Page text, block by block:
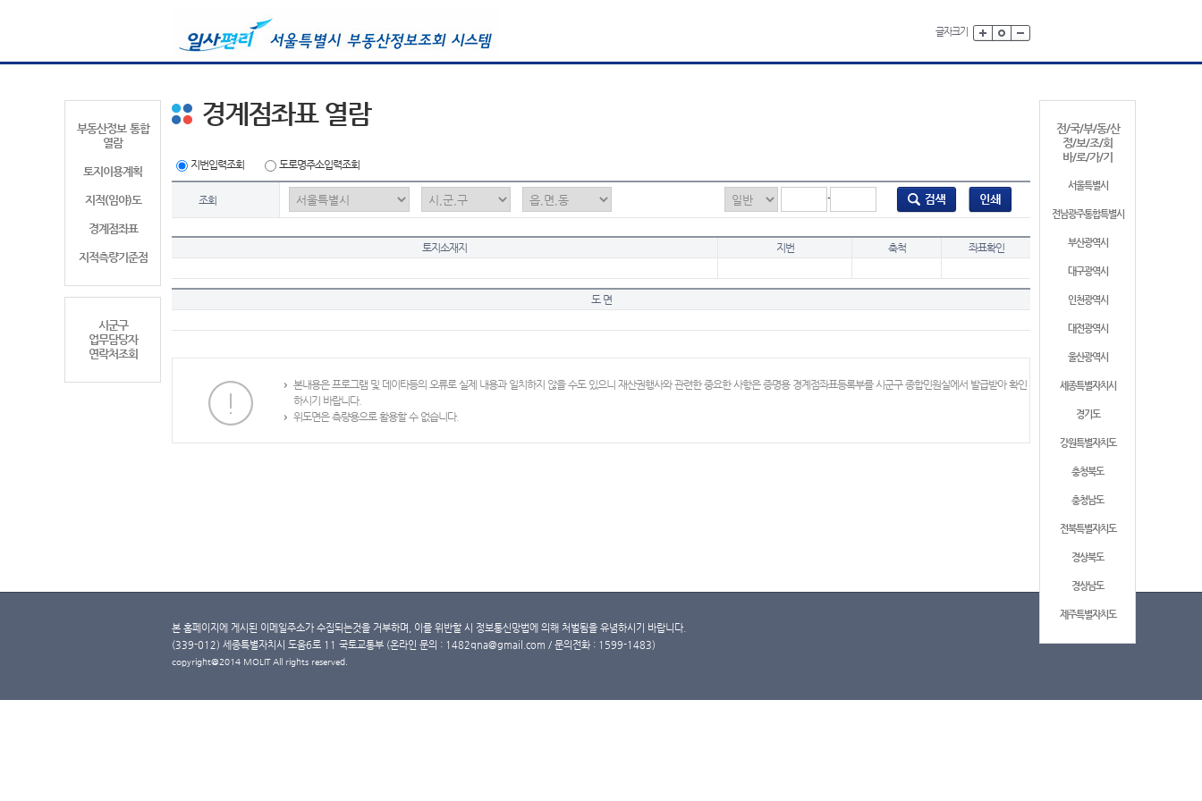
글자크기
부동산정보 통합
열람
토지이용계획
지적(임야)도
경계점좌표
지적측량기준점
시군구
업무담당자
연락처조회
전/국/부/동/산
정/보/조/회
바/로/가/기
서울특별시
전남광주통합특별시
부산광역시
대구광역시
인천광역시
대전광역시
울산광역시
세종특별자치시
경기도
강원특별자치도
충청북도
충청남도
전북특별자치도
경상북도
경상남도
제주특별자치도
경계점좌표 열람
지번입력조회 도로명주소입력조회
조회 -
토지소재지 지번 축척 좌표확인
도 면
본내용은 프로그램 및 데이타등의 오류로 실제 내용과 일치하지 않을 수도 있으니 재산권행사와 관련한 중요한 사항은 증명용 경계점좌표등록부를 시군구 종합민원실에서 발급받아 확인
하시기 바랍니다.
위도면은 측량용으로 활용할 수 없습니다.
본 홈페이지에 게시된 이메일주소가 수집되는것을 거부하며, 이를 위반할 시 정보통신망법에 의해 처벌됨을 유념하시기 바랍니다.
(339-012) 세종특별자치시 도움6로 11 국토교통부 (온라인 문의 : 1482qna@gmail.com / 문의전화 : 1599-1483)
copyright@2014 MOLIT All rights reserved.